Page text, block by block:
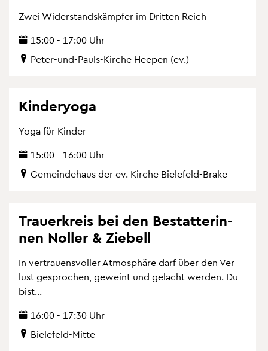
Zwei Wi­der­stands­kämp­fer im Drit­ten Reich
15:00 - 17:00 Uhr
Peter-und-Pauls-Kir­che Hee­pen (ev.)
Kin­de­ryo­ga
Yoga für Kin­der
15:00 - 16:00 Uhr
Ge­mein­de­haus der ev. Kir­che Bie­le­feld-Brake
Trau­er­kreis bei den Be­stat­te­rin­
nen Nol­ler & Zie­bell
In ver­trau­ens­vol­ler At­mo­sphä­re darf über den Ver­
lust ge­spro­chen, ge­weint und ge­lacht wer­den. Du
bist...
16:00 - 17:30 Uhr
Bie­le­feld-Mitte